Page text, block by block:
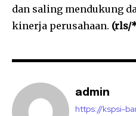
dan saling mendukung
kinerja perusahaan. (rls/
admin
https://kspsi-